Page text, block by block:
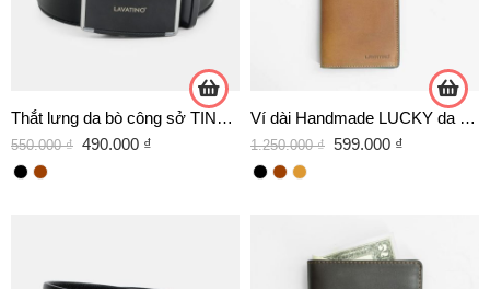
Thắt lưng da bò công sở TINO 03 -D02 TRẮNG
550.000₫ 490.000 ₫
Ví dài Handmade LUCKY da Veg thuộc thảo mộc
1.250.000₫ 599.000 ₫